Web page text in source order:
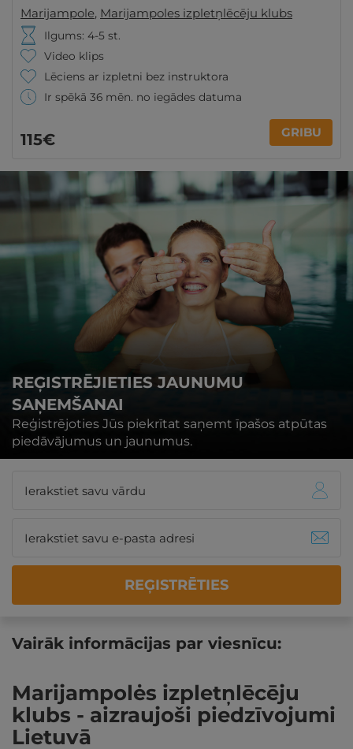
Marijampole, Marijampoles izpletņlēcēju klubs
Ilgums: 4-5 st.
Video klips
Lēciens ar izpletni bez instruktora
Ir spēkā 36 mēn. no iegādes datuma
115€ GRIBU
REĢISTRĒJIETIES JAUNUMU
SAŅEMŠANAI
Reģistrējoties Jūs piekrītat saņemt īpašos atpūtas
piedāvājumus un jaunumus.
REĢISTRĒTIES
Vairāk informācijas par viesnīcu:
Marijampolės izpletņlēcēju
klubs - aizraujoši piedzīvojumi
Lietuvā